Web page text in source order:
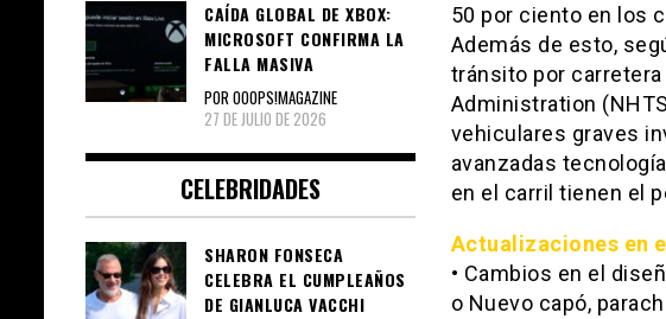
50 por ciento en los
Además de esto,
tránsito por
Administration
vehiculares graves
avanzadas
en el carril tienen el
Actualizaciones en
• Cambios en el
o Nuevo capó,
CAÍDA GLOBAL DE XBOX:
MICROSOFT CONFIRMA LA
FALLA MASIVA
POR OOOPS!MAGAZINE
27 DE JULIO DE 2026
CELEBRIDADES
SHARON FONSECA
CELEBRA EL CUMPLEAÑOS
DE GIANLUCA VACCHI